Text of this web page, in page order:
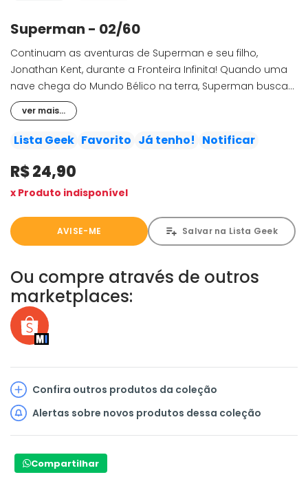
Superman - 02/60
Continuam as aventuras de Superman e seu filho,
Jonathan Kent, durante a Fronteira Infinita! Quando uma
nave chega do Mundo Bélico na terra, Superman busca
respostas sobre a identidade de seus misteriosos
refugiados e sua aparente ligação com o planeta
Krypton. Poderia haver outros kryptonianos no universo? E
missão de resgate.
ver mais...
Lista Geek Favorito Já tenho! Notificar
R$ 24,90
x Produto indisponível
AVISE-ME Salvar na Lista Geek
Ou compre através de outros
marketplaces:
Confira outros produtos da coleção
Alertas sobre novos produtos dessa coleção
Compartilhar